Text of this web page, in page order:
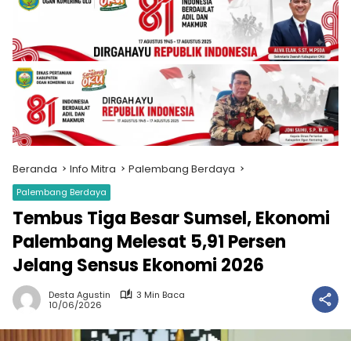
Beranda Info Mitra Palembang Berdaya
Palembang Berdaya
Tembus Tiga Besar Sumsel, Ekonomi
Palembang Melesat 5,91 Persen
Jelang Sensus Ekonomi 2026
Desta Agustin
3 Min Baca
10/06/2026